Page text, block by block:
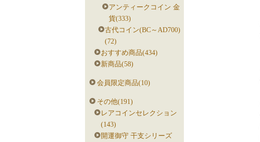
アンティークコイン 金
貨(333)
古代コイン(BC～AD700)
(72)
おすすめ商品(434)
新商品(58)
会員限定商品(10)
その他(191)
レアコインセレクション
(143)
開運御守 干支シリーズ